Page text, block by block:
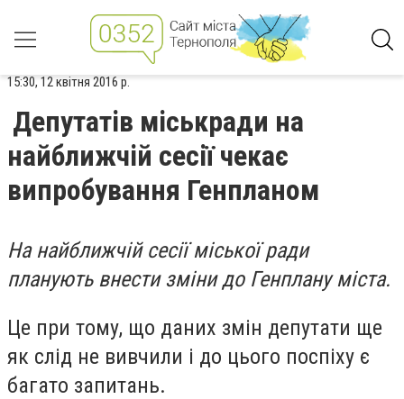
15:30, 12 квітня 2016 р.
Депутатів міськради на
найближчій сесії чекає
випробування Генпланом
На найближчій сесії міської ради
планують внести зміни до Генплану міста.
Це при тому, що даних змін депутати ще
як слід не вивчили і до цього поспіху є
багато запитань.